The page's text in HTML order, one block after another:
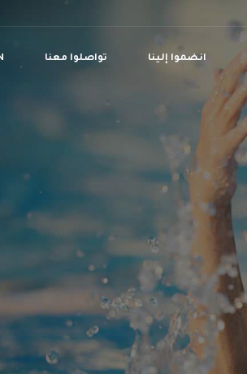
انضموا إلينا تواصلوا معنا